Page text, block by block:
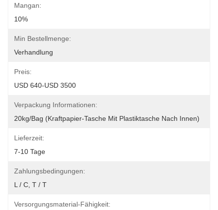
Mangan:
10%
Min Bestellmenge:
Verhandlung
Preis:
USD 640-USD 3500
Verpackung Informationen:
20kg/bag (Kraftpapier-Tasche Mit Plastiktasche Nach Innen)
Lieferzeit:
7-10 Tage
Zahlungsbedingungen:
L / C, T / T
Versorgungsmaterial-Fähigkeit: